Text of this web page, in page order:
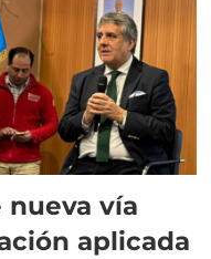
nueva vía
aplicada